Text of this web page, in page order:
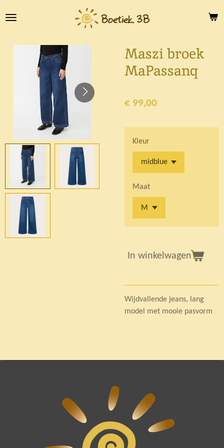
direct
de
hoofdinhoud
Maszi broek
MaPassanq
€ 99,00
Kleur
Maat
In winkelwagen
Wijdvallende jeans, lang
model met mooie pasvorm